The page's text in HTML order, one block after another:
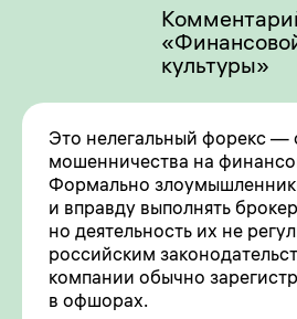
Это нелегальный форекс —
мошенничества на
Формально
и вправду выполнять
но деятельность их не
российским
компании обычно
в офшорах.
культуры»